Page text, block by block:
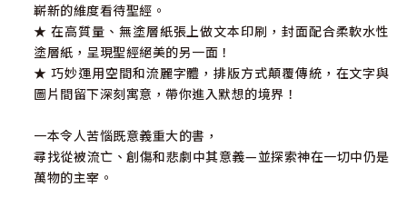
嶄新的維度看待聖經。
★ 在高質量、無塗層紙張上做文本印刷，封面配合柔軟水性
塗層紙，呈現聖經絕美的另一面！
★ 巧妙運用空間和流麗字體，排版方式顛覆傳統，在文字與
圖片間留下深刻寓意，帶你進入默想的境界！
一本令人苦惱既意義重大的書，
尋找從被流亡、創傷和悲劇中其意義—並探索神在一切中仍是
萬物的主宰。